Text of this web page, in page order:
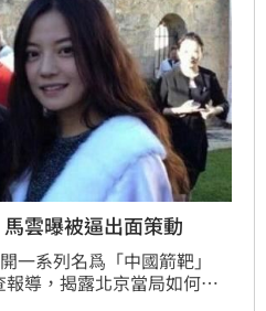
雲曝被逼出面策動
一系列名爲「中國箭靶」
報導，揭露北京當局如何跨